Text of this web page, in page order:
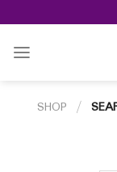
to
content
SHOP /